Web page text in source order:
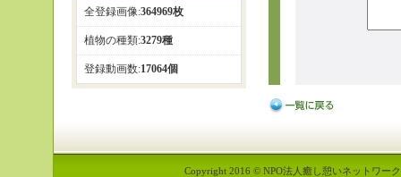
全登録画像:364969枚
植物の種類:3279種
登録動画数:17064個
Copyright 2016 © NPO法人癒し憩いネットワー